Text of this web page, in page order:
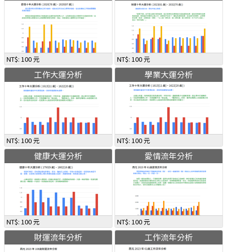
NT$: 100 元 NT$: 100 元
工作大運分析
NT$: 100 元
學業大運分析
NT$: 100 元
健康大運分析
NT$: 100 元
愛情流年分析
NT$: 100 元
財運流年分析 工作流年分析